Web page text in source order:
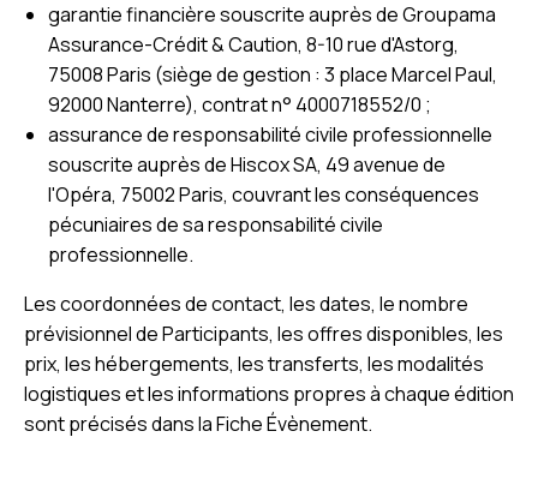
garantie financière souscrite auprès de Groupama
Assurance-Crédit & Caution, 8-10 rue d'Astorg,
75008 Paris (siège de gestion : 3 place Marcel Paul,
92000 Nanterre), contrat n° 4000718552/0 ;
assurance de responsabilité civile professionnelle
souscrite auprès de Hiscox SA, 49 avenue de
l'Opéra, 75002 Paris, couvrant les conséquences
pécuniaires de sa responsabilité civile
professionnelle.
Les coordonnées de contact, les dates, le nombre
prévisionnel de Participants, les offres disponibles, les
prix, les hébergements, les transferts, les modalités
logistiques et les informations propres à chaque édition
sont précisés dans la Fiche Évènement.